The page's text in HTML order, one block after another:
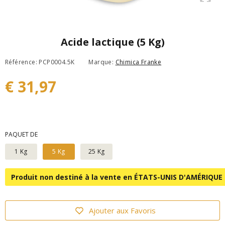
Acide lactique (5 Kg)
Référence: PCP0004.5K Marque: Chimica Franke
€ 31,97
PAQUET DE
1 Kg
5 Kg 25 Kg
Produit non destiné à la vente en ÉTATS-UNIS D'AMÉRIQUE
Ajouter aux Favoris